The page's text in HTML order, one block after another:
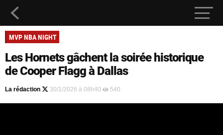
MVP NBA NIGHT
Les Hornets gâchent la soirée historique
de Cooper Flagg à Dallas
La rédaction 30/1/2026 à 08h40 540